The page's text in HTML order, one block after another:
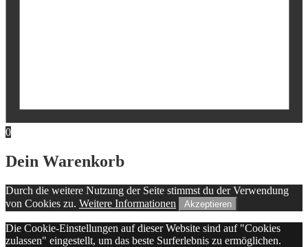
0
Dein Warenkorb
Durch die weitere Nutzung der Seite stimmst du der Verwendung
von Cookies zu. Weitere Informationen Akzeptieren
Die Cookie-Einstellungen auf dieser Website sind auf "Cookies
zulassen" eingestellt, um das beste Surferlebnis zu ermöglichen.